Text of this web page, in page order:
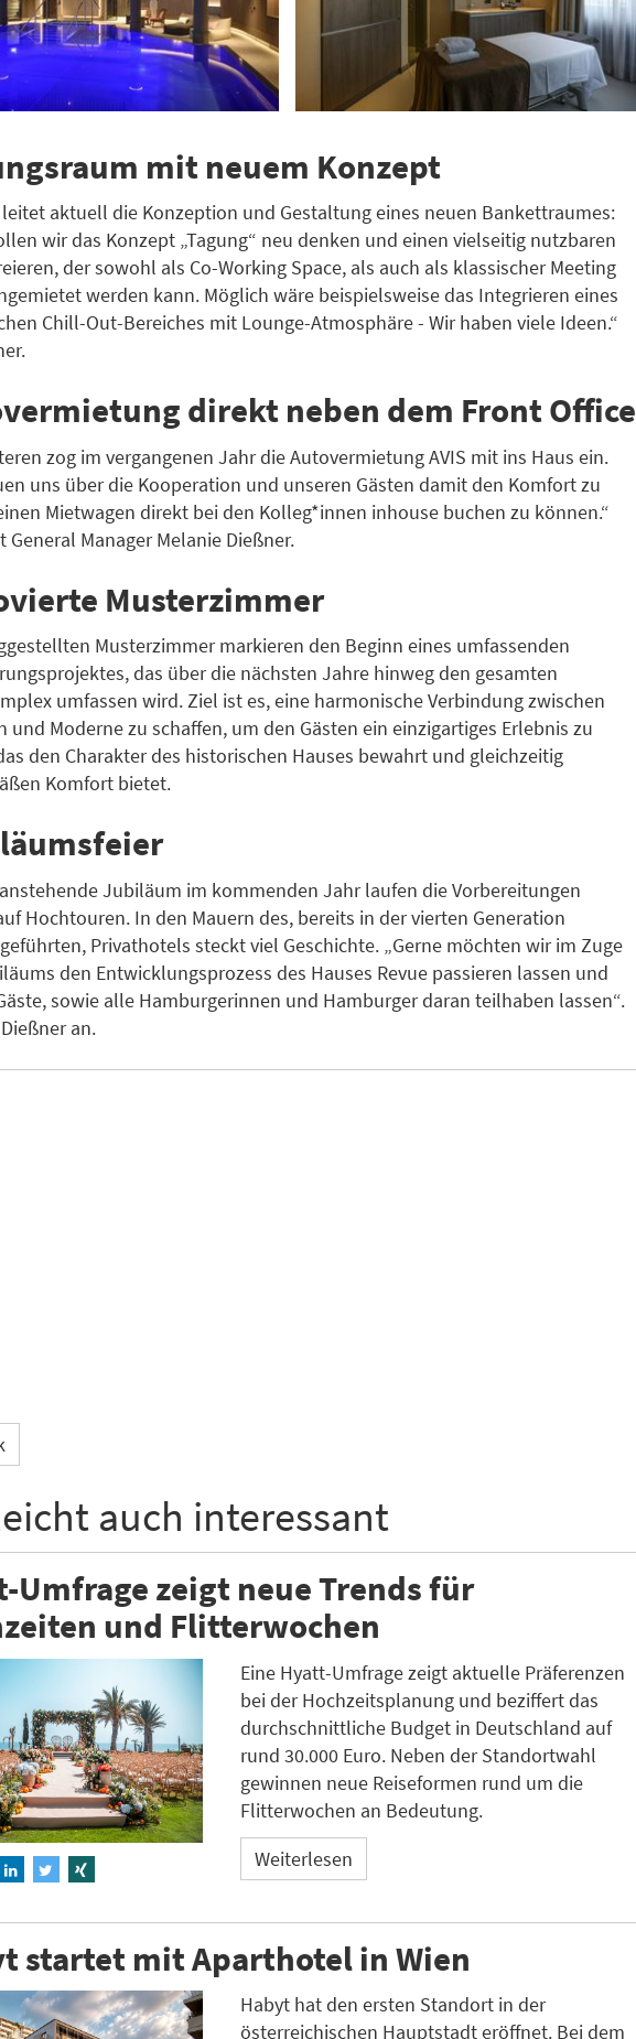
mit neuem Konzept
aktuell die Konzeption und Gestaltung eines neuen Bankettraumes:
wir das Konzept „Tagung“ neu denken und einen vielseitig nutzbaren
der sowohl als Co-Working Space, als auch als klassischer Meeting
werden kann. Möglich wäre beispielsweise das Integrieren eines
Chill-Out-Bereiches mit Lounge-Atmosphäre - Wir haben viele Ideen.“
direkt neben dem Front Office
zog im vergangenen Jahr die Autovermietung AVIS mit ins Haus ein.
uns über die Kooperation und unseren Gästen damit den Komfort zu
Mietwagen direkt bei den Kolleg*innen inhouse buchen zu können.“
General Manager Melanie Dießner.
Musterzimmer
Musterzimmer markieren den Beginn eines umfassenden
das über die nächsten Jahre hinweg den gesamten
umfassen wird. Ziel ist es, eine harmonische Verbindung zwischen
und Moderne zu schaffen, um den Gästen ein einzigartiges Erlebnis zu
den Charakter des historischen Hauses bewahrt und gleichzeitig
Komfort bietet.
Jubiläum im kommenden Jahr laufen die Vorbereitungen
Hochtouren. In den Mauern des, bereits in der vierten Generation
Privathotels steckt viel Geschichte. „Gerne möchten wir im Zuge
den Entwicklungsprozess des Hauses Revue passieren lassen und
sowie alle Hamburgerinnen und Hamburger daran teilhaben lassen“.
an.
auch interessant
Umfrage zeigt neue Trends für
und Flitterwochen
Eine Hyatt-Umfrage zeigt aktuelle Präferenzen
bei der Hochzeitsplanung und beziffert das
durchschnittliche Budget in Deutschland auf
rund 30.000 Euro. Neben der Standortwahl
gewinnen neue Reiseformen rund um die
Flitterwochen an Bedeutung.
Weiterlesen
startet mit Aparthotel in Wien
Habyt hat den ersten Standort in der
österreichischen Hauptstadt eröffnet. Bei dem